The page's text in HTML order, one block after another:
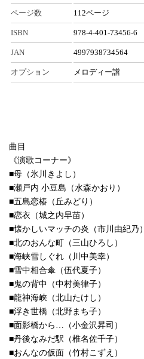
ページ数 112ページ
ISBN 978-4-401-73456-6
JAN 4997938734564
オプション メロディー譜
曲目
《演歌コーナー》
■母（氷川きよし）
■瀬戸内 小豆島（水森かおり）
■五島恋椿（丘みどり）
■恋衣（城之内早苗）
■懐かしいマッチの炎（市川由紀乃）
■北のおんな町（三山ひろし）
■海峡雪しぐれ（川中美幸）
■雪中相合傘（伍代夏子）
■鬼の背中（中村美律子）
■龍神海峡（北山たけし）
■浮き世橋（北野まち子）
■面影橋から…（小金沢昇司）
■丹後なみだ駅（椎名佐千子）
■おんなの仮面（竹村こずえ）